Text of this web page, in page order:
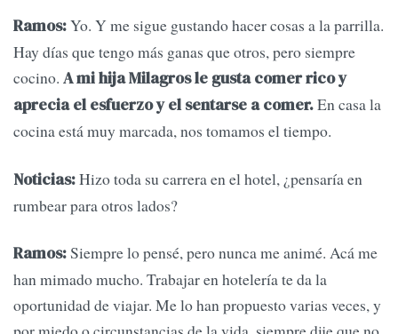
Ramos:Yo. Y me sigue gustando hacer cosas a la parrilla.
Hay días que tengo más ganas que otros, pero siempre
cocino. A mi hija Milagros le gusta comer rico y
aprecia el esfuerzo y el sentarse a comer.En casa la
cocina está muy marcada, nos tomamos el tiempo.
Noticias:Hizo toda su carrera en el hotel, ¿pensaría en
rumbear para otros lados?
Ramos:Siempre lo pensé, pero nunca me animé. Acá me
han mimado mucho. Trabajar en hotelería te da la
oportunidad de viajar. Me lo han propuesto varias veces, y